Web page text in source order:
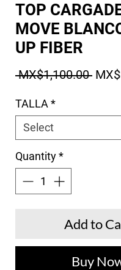
TOP
MOVE
UP FIBER
MX$1,100.00
TALLA *
Quantity*
Add to
Buy